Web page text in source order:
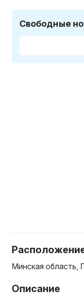
Свободные
Минская область,
Описание